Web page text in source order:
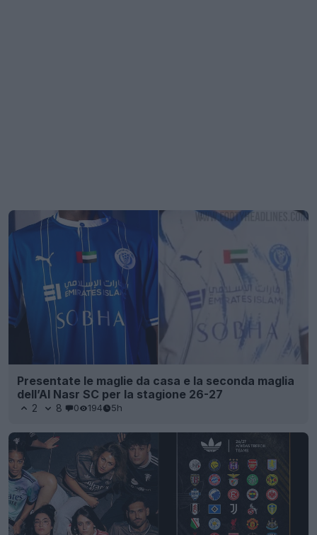
Presentate le maglie da casa e la seconda maglia
dell’Al Nasr SC per la stagione 26-27
2 8 0 194 5h